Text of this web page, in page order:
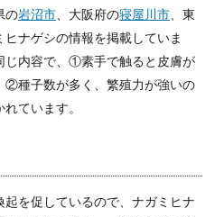
の岩沼市、大阪府の寝屋川市、東
ヒナゲシの情報を掲載していま
じ内容で、①素手で触ると皮膚が
②種子数が多く、繁殖力が強いの
ています。
を促しているので、ナガミヒナ